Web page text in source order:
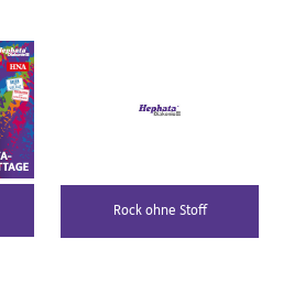
Rock ohne Stoff